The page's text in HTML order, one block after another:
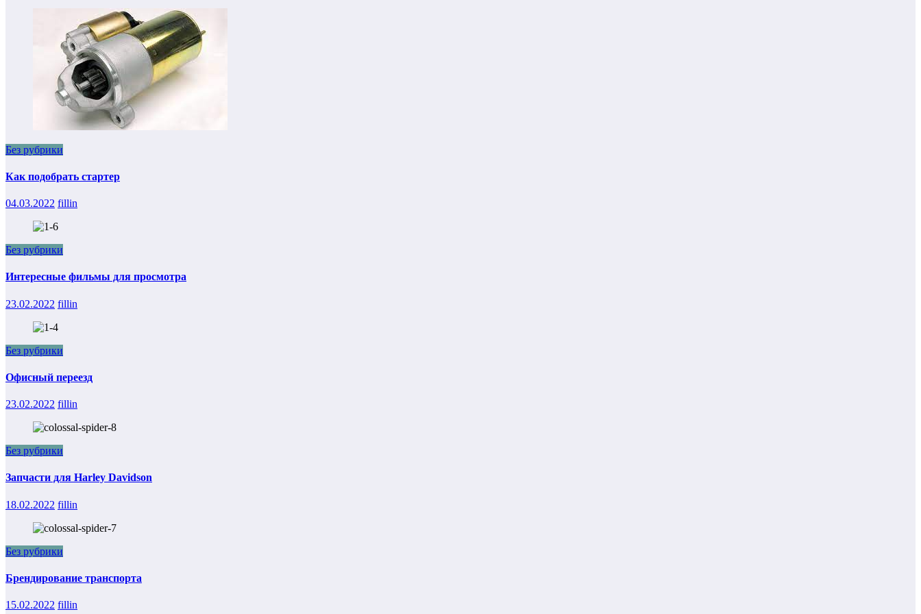
Без рубрики
Как подобрать стартер
04.03.2022 fillin
Без рубрики
Интересные фильмы для просмотра
23.02.2022 fillin
Без рубрики
Офисный переезд
23.02.2022 fillin
Без рубрики
Запчасти для Harley Davidson
18.02.2022 fillin
Без рубрики
Брендирование транспорта
15.02.2022 fillin